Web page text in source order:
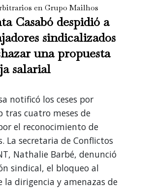
en Grupo Mailhos
Casabó despidió a
sindicalizados
una propuesta
salarial
notificó los ceses por
tras cuatro meses de
el reconocimiento de
La secretaria de Conflictos
Nathalie Barbé, denunció
sindical, el bloqueo al
la dirigencia y amenazas de